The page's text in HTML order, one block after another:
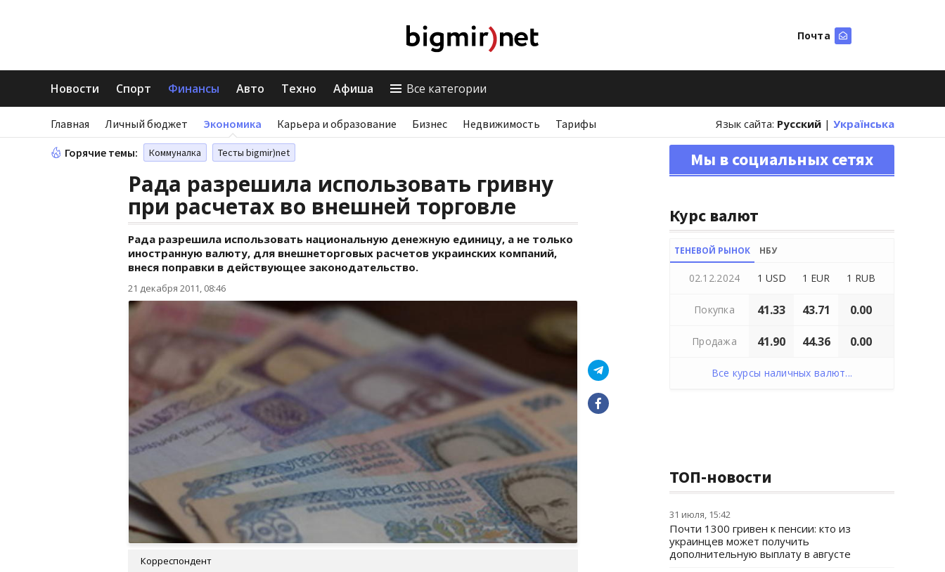
Почта
Новости Спорт Финансы Авто Техно Афиша Все категории
Главная Личный бюджет Экономика Карьера и образование Бизнес Недвижимость Тарифы Язык сайта: Русский | Українська
Горячие темы: Коммуналка Тесты bigmir)net
Рада разрешила использовать гривну
при расчетах во внешней торговле
Рада разрешила использовать национальную денежную единицу, а не только
иностранную валюту, для внешнеторговых расчетов украинских компаний,
внеся поправки в действующее законодательство.
21 декабря 2011, 08:46
Корреспондент
Мы в социальных сетях
Курс валют
ТЕНЕВОЙ РЫНОК НБУ
02.12.2024 1 USD 1 EUR 1 RUB
Покупка 41.33 43.71 0.00
Продажа 41.90 44.36 0.00
Все курсы наличных валют...
ТОП-новости
31 июля, 15:42
Почти 1300 гривен к пенсии: кто из
украинцев может получить
дополнительную выплату в августе